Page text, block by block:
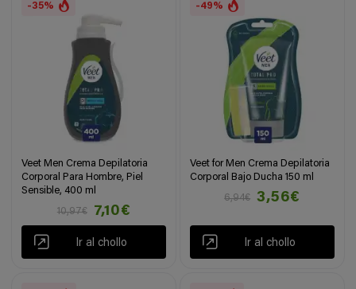
-35%
Veet Men Crema Depilatoria
Corporal Para Hombre, Piel
Sensible, 400 ml
10,97€
7,10€
Ir al chollo
-49%
Veet for Men Crema Depilatoria
Corporal Bajo Ducha 150 ml
6,94€
3,56€
Ir al chollo